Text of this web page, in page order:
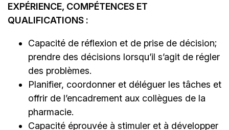
EXPÉRIENCE, COMPÉTENCES ET
QUALIFICATIONS :
Capacité de réflexion et de prise de décision;
prendre des décisions lorsqu’il s’agit de régler
des problèmes.
Planifier, coordonner et déléguer les tâches et
offrir de l’encadrement aux collègues de la
pharmacie.
Capacité éprouvée à stimuler et à développer